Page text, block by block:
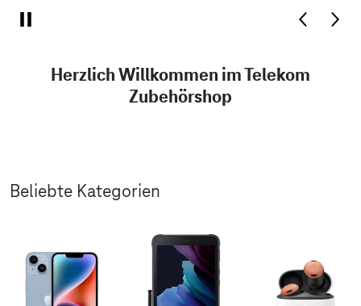
Herzlich Willkommen im Telekom
Zubehörshop
Beliebte Kategorien